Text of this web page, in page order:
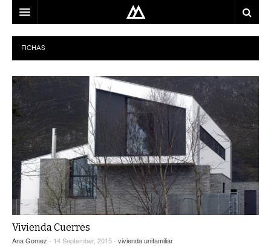
ARQUITECTO
LOCALIZACIÓN
MAPA
USO
EQUIPO
BLOG
CONTACTO
FICHAS
Vivienda Cuerres
Ana Gomez - 14 September, 2015 - vivienda unifamiliar